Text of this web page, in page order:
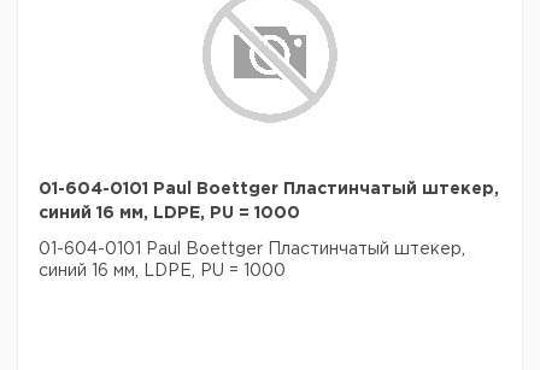
01-604-0101 Paul Boettger Пластинчатый штекер,
синий 16 мм, LDPE, PU = 1000
01-604-0101 Paul Boettger Пластинчатый штекер,
синий 16 мм, LDPE, PU = 1000